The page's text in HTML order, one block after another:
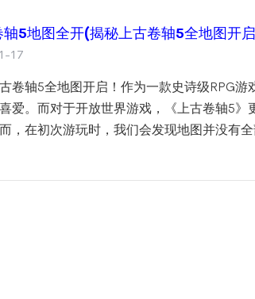
轴5地图全开(揭秘上古卷轴5全地图开
17
卷轴5全地图开启！作为一款史诗级RPG游
爱。而对于开放世界游戏，《上古卷轴5》
，在初次游玩时，我们会发现地图并没有